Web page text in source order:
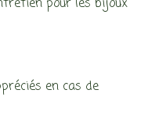
pour les bijoux
en cas de